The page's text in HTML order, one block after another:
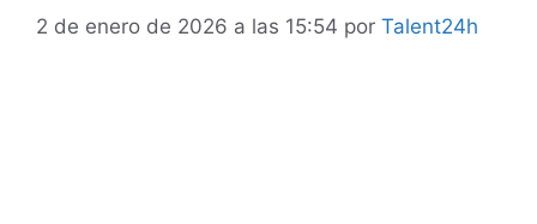
2 de enero de 2026 a las 15:54 por Talent24h